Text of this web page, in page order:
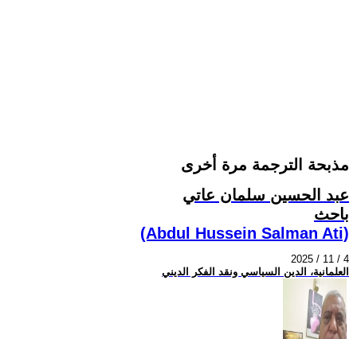
مذبحة الترجمة مرة أخرى
عبد الحسين سلمان عاتي
باحث
(Abdul Hussein Salman Ati)
2025 / 11 / 4
العلمانية، الدين السياسي ونقد الفكر الديني